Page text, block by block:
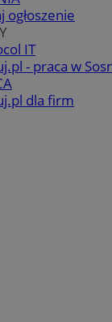
ogłoszenie
IT
- praca w
dla firm